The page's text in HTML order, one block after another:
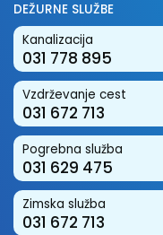
DEŽURNE SLUŽBE
Kanalizacija
031 778 895
Vzdrževanje cest
031 672 713
Pogrebna služba
031 629 475
Zimska služba
031 672 713